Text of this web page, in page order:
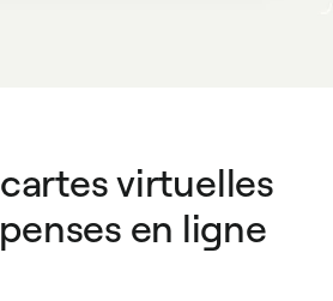
virtuelles
en ligne